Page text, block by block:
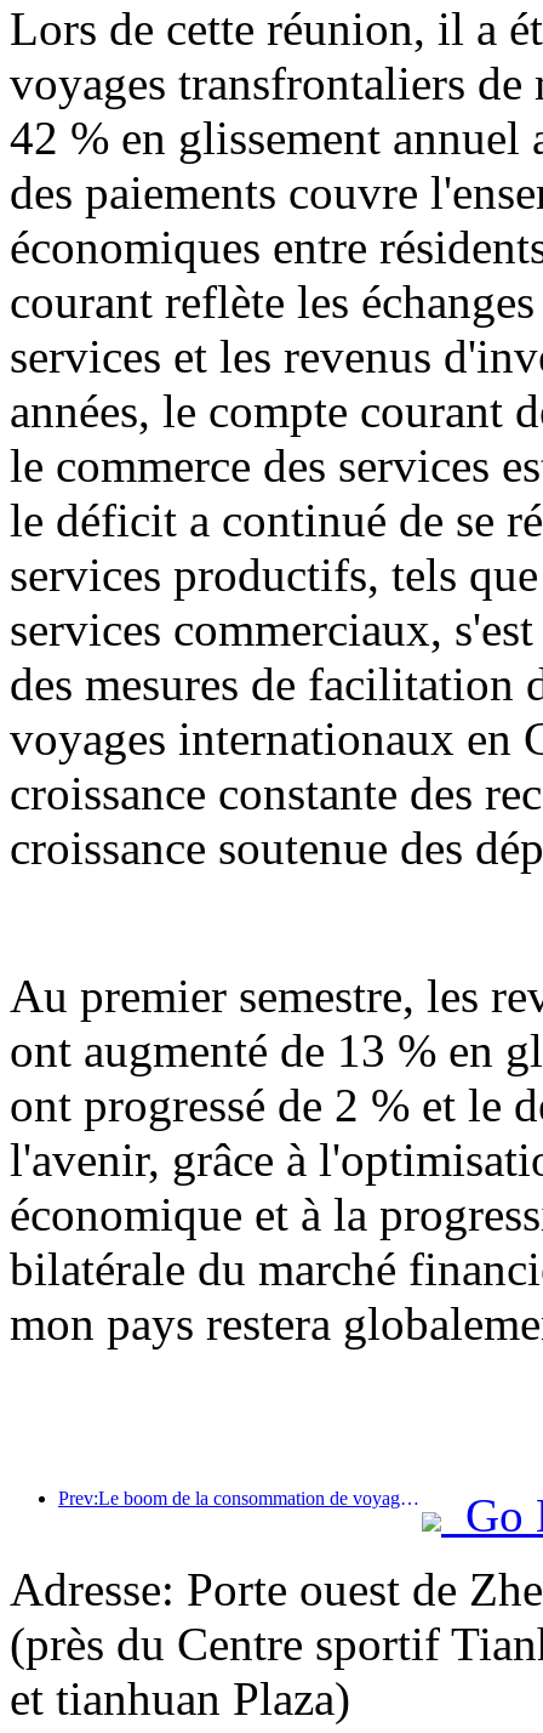
Lors de cette réunion, il a
voyages transfrontaliers de
42 % en glissement annuel
des paiements couvre
économiques entre
courant reflète les
services et les revenus
années, le compte courant
le commerce des services
le déficit a continué de se
services productifs, tels
services commerciaux,
des mesures de facilitation
voyages internationaux en
croissance constante des
croissance soutenue des
Au premier semestre, les
ont augmenté de 13 % en
ont progressé de 2 % et le
l'avenir, grâce à
économique et à la
bilatérale du marché
mon pays restera
Prev:Le boom de la consommation de voyages d'été s'accélère, le marché du tourisme culturel innove et se modernise
Go
Adresse: Porte ouest de
(près du Centre sportif
et tianhuan Plaza)